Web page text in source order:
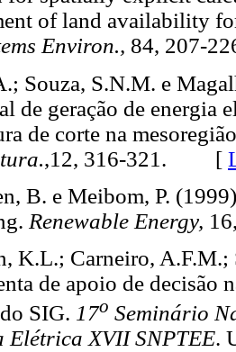
of land availability
Environ., 84,
Souza, S.N.M. e
de geração de energia
de corte na
,12, 316-321. [
B. e Meibom, P.
Renewable Energy,
K.L.; Carneiro,
de apoio de decisão
SIG. 17o Seminário
Elétrica XVII SNPTEE.